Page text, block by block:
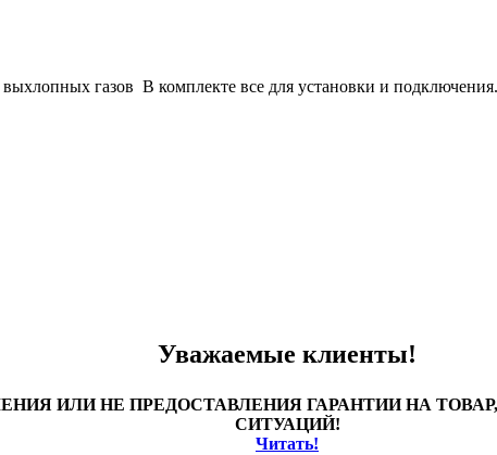
газов В комплекте все для установки и
Уважаемые клиенты!
ИЛИ НЕ ПРЕДОСТАВЛЕНИЯ ГАРАНТИИ НА
СИТУАЦИЙ!
Читать!